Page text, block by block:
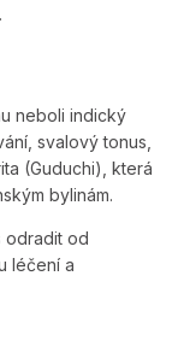
neboli indický
svalový tonus,
(Guduchi), která
bylinám.
odradit od
léčení a